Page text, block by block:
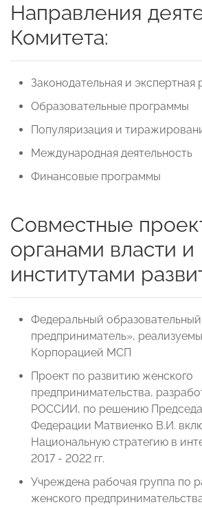
Направления
Комитета:
Законодательная и экспертная
Образовательные программы
Популяризация и
Международная деятельность
Финансовые программы
Совместные
органами власти и
институтами
Федеральный
предприниматель»,
Корпорацией МСП
Проект по развитию женского
предпринимательства,
РОССИИ, по решению
Федерации Матвиенко В.И.
Национальную стратегию в
2017 - 2022 гг.
Учреждена рабочая группа по
женского